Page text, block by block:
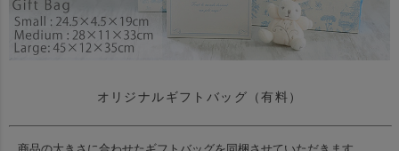
オリジナルギフトバッグ（有料）